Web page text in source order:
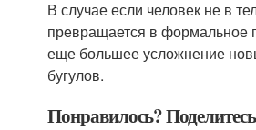
В случае если человек не в
превращается в формальное
еще большее усложнение
бугулов.
Понравилось?